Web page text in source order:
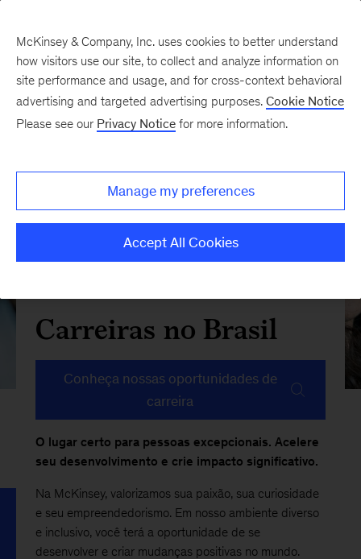
Carreiras no Brasil
Conheça nossas oportunidades de
carreira
O lugar certo para pessoas excepcionais. Acelere
seu desenvolvimento e crie impacto significativo.
Na McKinsey, valorizamos sua paixão, sua curiosidade
e seu empreendedorismo. Em nosso ambiente diverso
e inclusivo, você terá a oportunidade de se
desenvolver e criar mudanças positivas no mundo.
McKinsey & Company, Inc. uses cookies to better understand
how visitors use our site, to collect and analyze information on
site performance and usage, and for cross-context behavioral
advertising and targeted advertising purposes. Cookie Notice
Please see our Privacy Notice for more information.
Manage my preferences
Accept All Cookies